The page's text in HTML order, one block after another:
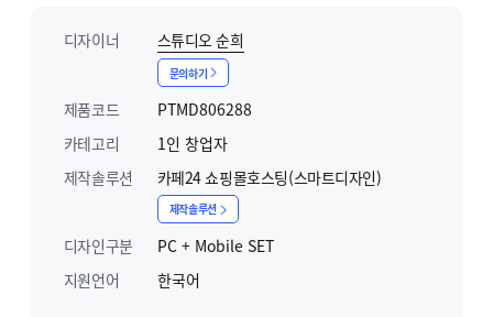
디자이너 스튜디오 순희
문의하기
제품코드
PTMD806288
카테고리
1인 창업자
제작솔루션
카페24 쇼핑몰호스팅(스마트디자인)
제작솔루션
디자인구분
PC + Mobile SET
지원언어
한국어